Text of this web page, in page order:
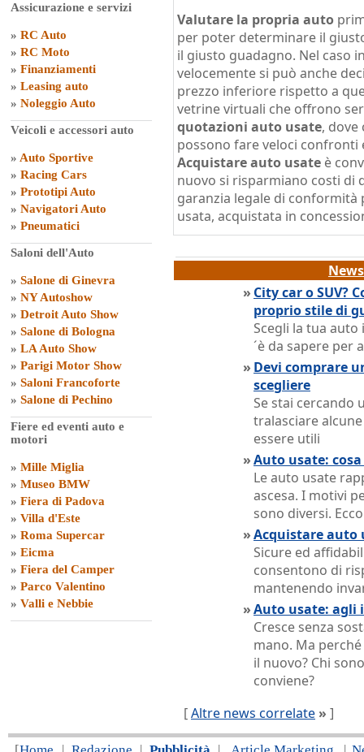
Assicurazione e servizi
» RC Auto
» RC Moto
» Finanziamenti
» Leasing auto
» Noleggio Auto
Veicoli e accessori auto
» Auto Sportive
» Racing Cars
» Prototipi Auto
» Navigatori Auto
» Pneumatici
Saloni dell'Auto
» Salone di Ginevra
» NY Autoshow
» Detroit Auto Show
» Salone di Bologna
» LA Auto Show
» Parigi Motor Show
» Saloni Francoforte
» Salone di Pechino
Fiere ed eventi auto e
motori
» Mille Miglia
» Museo BMW
» Fiera di Padova
» Villa d'Este
» Roma Supercar
» Eicma
» Fiera del Camper
» Parco Valentino
» Valli e Nebbie
Valutare la propria auto
per poter determinare il
il giusto guadagno. Nel caso
velocemente si può anche
prezzo inferiore rispetto a
vetrine virtuali che offrono
quotazioni auto usate, dove
possono fare veloci confronti
Acquistare auto usate è
nuovo si risparmiano costi di
garanzia legale di conformità
usata, acquistata in
» City car o SUV?
proprio stile di
Scegli la tua auto
´è da sapere per
» Devi comprare
scegliere
Se stai cercando
tralasciare
essere utili
»Auto usate: cosa
Le auto usate
ascesa. I motivi
sono diversi.
»Acquistare auto
Sicure ed
consentono di
mantenendo
»Auto usate: agli
Cresce senza
mano. Ma
il nuovo? Chi
conviene?
[Altre news correlate » ]